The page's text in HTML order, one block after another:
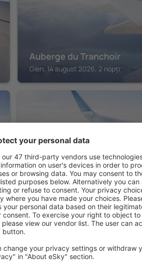
Auberge du Tranchoir
Gien, 14 august 2026, 2 nopți
Terre De Loire
Faverelles, 14 august 2026, 2 nopți